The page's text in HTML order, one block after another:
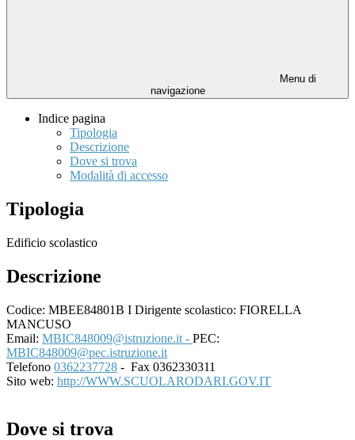
Menu di
navigazione
Indice pagina
Tipologia
Descrizione
Dove si trova
Modalità di accesso
Tipologia
Edificio scolastico
Descrizione
Codice: MBEE84801B I Dirigente scolastico: FIORELLA
MANCUSO
Email: MBIC848009@istruzione.it - PEC:
MBIC848009@pec.istruzione.it
Telefono 0362237728 - Fax 0362330311
Sito web: http://WWW.SCUOLARODARI.GOV.IT
Dove si trova